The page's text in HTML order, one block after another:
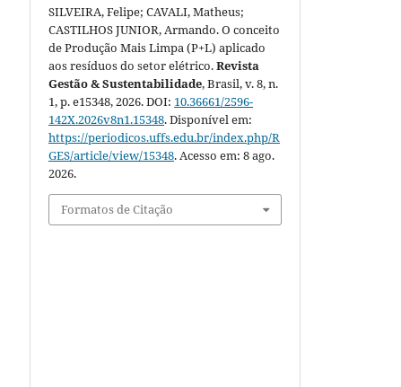
SILVEIRA, Felipe; CAVALI, Matheus;
CASTILHOS JUNIOR, Armando. O conceito
de Produção Mais Limpa (P+L) aplicado
aos resíduos do setor elétrico.Revista
Gestão & Sustentabilidade, Brasil, v. 8, n.
1, p. e15348, 2026. DOI: 10.36661/2596-
142X.2026v8n1.15348. Disponível em:
https://periodicos.uffs.edu.br/index.php/R
GES/article/view/15348. Acesso em: 8 ago.
2026.
Formatos de Citação